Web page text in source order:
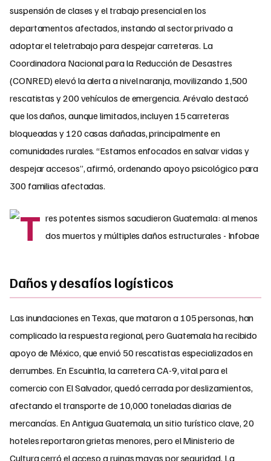
suspensión de clases y el trabajo presencial en los
departamentos afectados, instando al sector privado a
adoptar el teletrabajo para despejar carreteras. La
Coordinadora Nacional para la Reducción de Desastres
(CONRED) elevó la alerta a nivel naranja, movilizando 1,500
rescatistas y 200 vehículos de emergencia. Arévalo destacó
que los daños, aunque limitados, incluyen 15 carreteras
bloqueadas y 120 casas dañadas, principalmente en
comunidades rurales. “Estamos enfocados en salvar vidas y
despejar accesos”, afirmó, ordenando apoyo psicológico para
300 familias afectadas.
Daños y desafíos logísticos
Las inundaciones en Texas, que mataron a 105 personas, han
complicado la respuesta regional, pero Guatemala ha recibido
apoyo de México, que envió 50 rescatistas especializados en
derrumbes. En Escuintla, la carretera CA-9, vital para el
comercio con El Salvador, quedó cerrada por deslizamientos,
afectando el transporte de 10,000 toneladas diarias de
mercancías. En Antigua Guatemala, un sitio turístico clave, 20
hoteles reportaron grietas menores, pero el Ministerio de
Cultura cerró el acceso a ruinas mayas por seguridad. La